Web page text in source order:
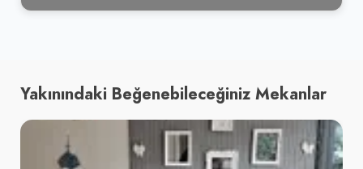
Yakınındaki Beğenebileceğiniz Mekanlar